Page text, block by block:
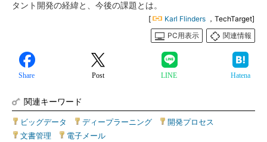
タント開発の経緯と、今後の課題とは。
[ Karl Flinders ，TechTarget]
PC用表示
関連情報
Share Post LINE Hatena
関連キーワード
ビッグデータ ディープラーニング 開発プロセス
文書管理
電子メール